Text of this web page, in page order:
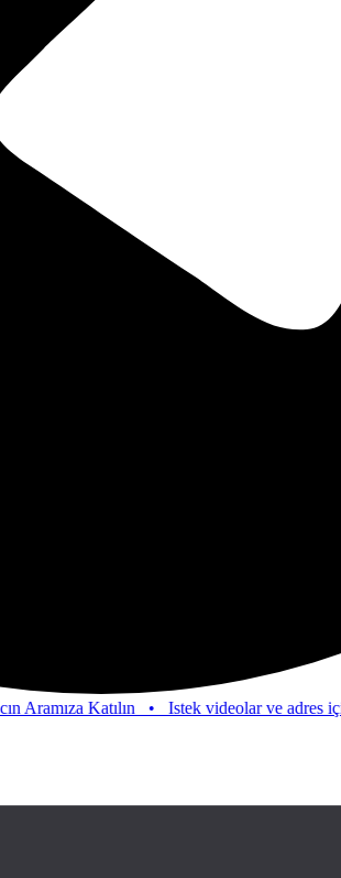
Katılın•Istek videolar ve adres için aramıza